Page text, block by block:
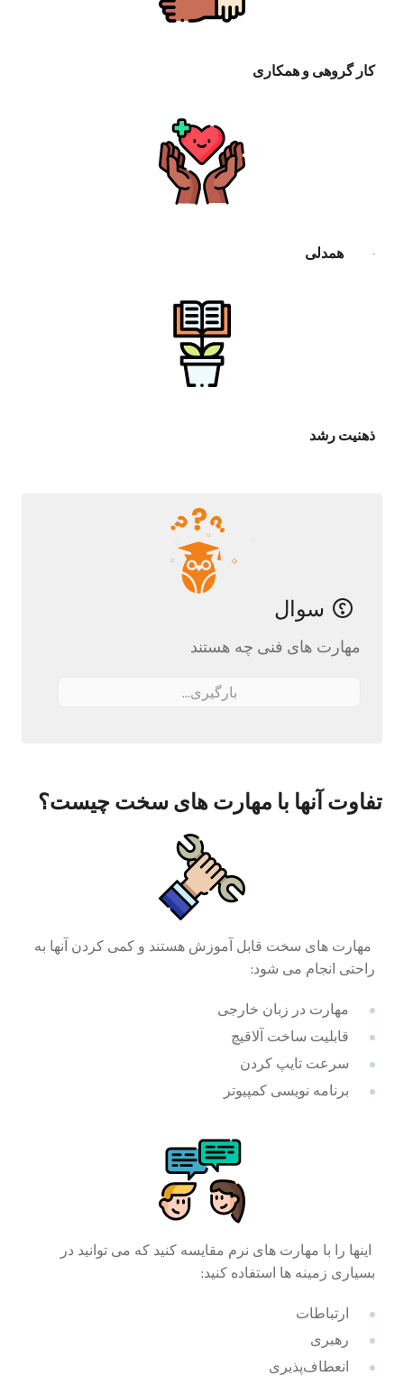
کار گروهی و همکاری
· همدلی
ذهنیت رشد
سوال
مهارت های فنی چه هستند
بارگیری...
تفاوت آنها با مهارت های سخت چیست؟
مهارت های سخت قابل آموزش هستند و کمی کردن آنها به
راحتی انجام می شود:
مهارت در زبان خارجی
قابلیت ساخت آلاقیچ
سرعت تایپ کردن
برنامه نویسی کمپیوتر
اینها را با مهارت های نرم مقایسه کنید که می توانید در
بسیاری زمینه ها استفاده کنید:
ارتباطات
رهبری
انعطاف‌پذیری